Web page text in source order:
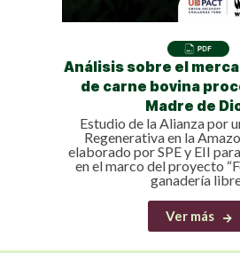
Análisis sobre el
de carne bovina
Madre de
Estudio de la Alianza por
Regenerativa en la
elaborado por SPE y EII
en el marco del proyecto
ganadería
Ver más